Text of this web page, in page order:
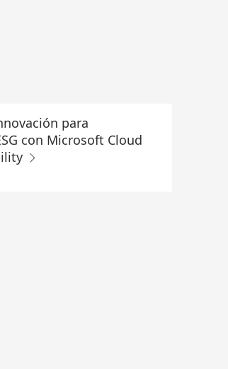
para
con Microsoft Cloud